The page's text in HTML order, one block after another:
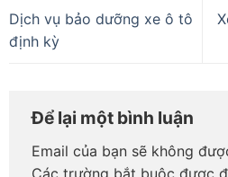
Dịch vụ bảo dưỡng xe ô tô
định kỳ
Để lại một bình luận
Email của bạn sẽ không
Các trường bắt buộc được